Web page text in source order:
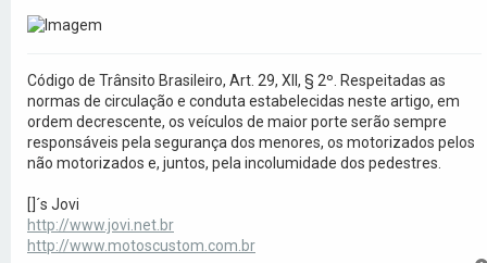
Código de Trânsito Brasileiro, Art. 29, XII, § 2º. Respeitadas as
normas de circulação e conduta estabelecidas neste artigo, em
ordem decrescente, os veículos de maior porte serão sempre
responsáveis pela segurança dos menores, os motorizados pelos
não motorizados e, juntos, pela incolumidade dos pedestres.
[]´s Jovi
http://www.jovi.net.br
http://www.motoscustom.com.br